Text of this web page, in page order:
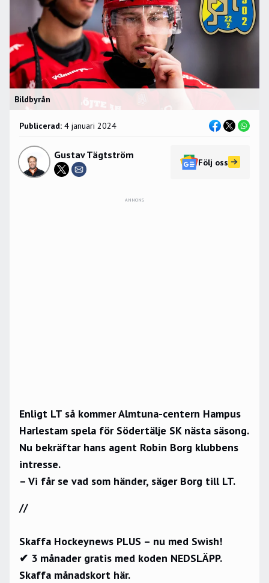
Bildbyrån
Publicerad: 4 januari 2024
Gustav Tägtström
Följ oss
ANNONS
Enligt LT så kommer Almtuna-centern Hampus
Harlestam spela för Södertälje SK nästa säsong.
Nu bekräftar hans agent Robin Borg klubbens
intresse.
– Vi får se vad som händer, säger Borg till LT.
//
Skaffa Hockeynews PLUS – nu med Swish!
✔ 3 månader gratis med koden NEDSLÄPP.
Skaffa månadskort här.